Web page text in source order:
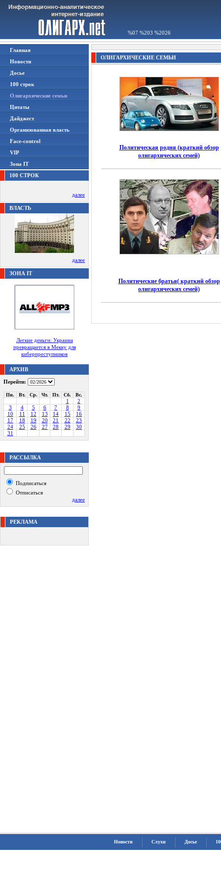
%07 %203 %2026
Главная
Новости
Досье
100 строк
Олигархические семьи
Цитаты
Дайджест
Организованная власть
Face-control
VIP
Зона IT
100 СТРОК
далее
ВЛАСТЬ
далее
ЗОНА IT
Легкие деньги: Украина
превращается в Мекку для
киберпреступников
АРХИВ
Перейти:
Пн. Вт. Ср. Чт. Пт. Сб. Вс.
1
2
3
4 5 6 7 8
9
10
11 12 13 14 15
16
17
18 19 20 21 22
23
24
25 26 27 28 29
30
31
РАССЫЛКА
Подписаться
Отписаться
далее
РЕКЛАМА
ОЛИГАРХИЧЕСКИЕ СЕМЬИ
Политическая родня (краткий обзор
олигархических семей)
Политические братья( краткий обзор
олигархических семей)
Новости Слухи Досье